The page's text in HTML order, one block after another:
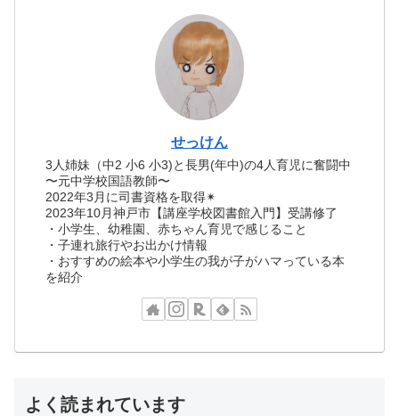
せっけん
3人姉妹（中2 小6 小3)と長男(年中)の4人育児に奮闘中
〜元中学校国語教師〜
2022年3月に司書資格を取得✴︎
2023年10月神戸市【講座学校図書館入門】受講修了
・小学生、幼稚園、赤ちゃん育児で感じること
・子連れ旅行やお出かけ情報
・おすすめの絵本や小学生の我が子がハマっている本
を紹介
よく読まれています